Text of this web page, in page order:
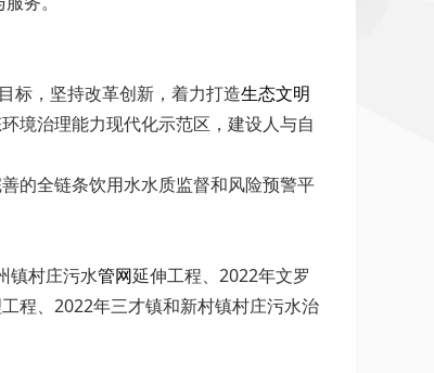
标，坚持改革创新，着力打造生态文明
境治理能力现代化示范区，建设人与自
的全链条饮用水水质监督和风险预警平
镇村庄污水管网延伸工程、2022年文罗
程、2022年三才镇和新村镇村庄污水治